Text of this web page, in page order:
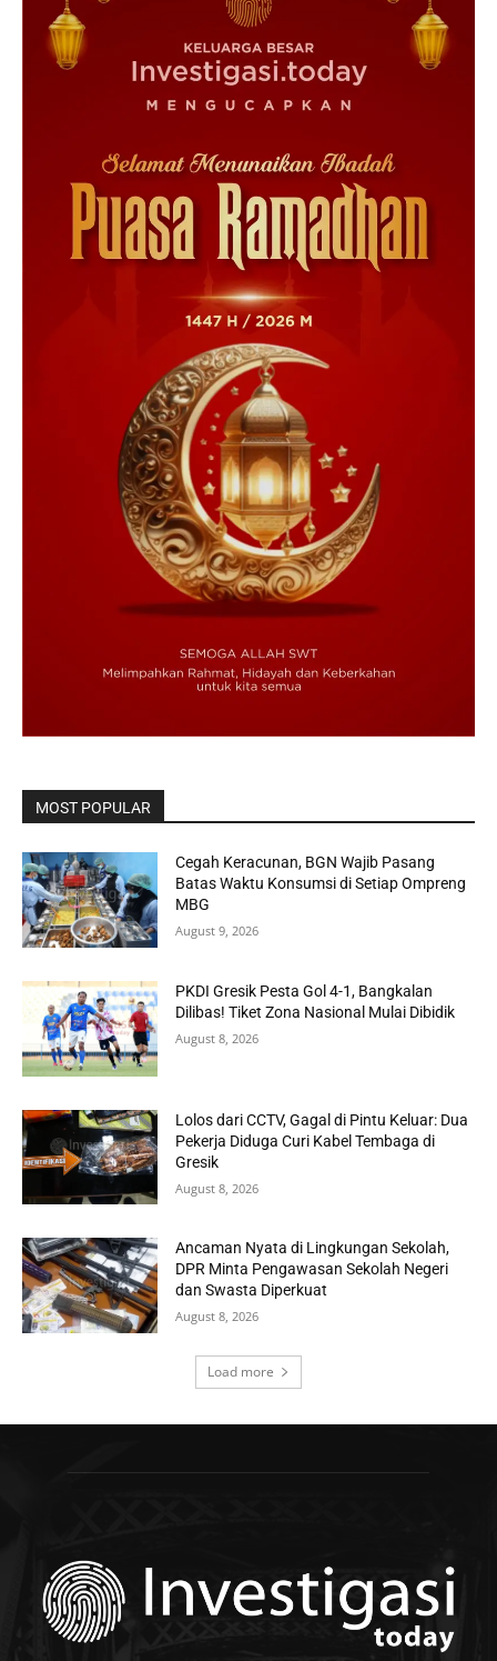
MOST POPULAR
Cegah Keracunan, BGN Wajib Pasang
Batas Waktu Konsumsi di Setiap Ompreng
MBG
August 9, 2026
PKDI Gresik Pesta Gol 4-1, Bangkalan
Dilibas! Tiket Zona Nasional Mulai Dibidik
August 8, 2026
Lolos dari CCTV, Gagal di Pintu Keluar: Dua
Pekerja Diduga Curi Kabel Tembaga di
Gresik
August 8, 2026
Ancaman Nyata di Lingkungan Sekolah,
DPR Minta Pengawasan Sekolah Negeri
dan Swasta Diperkuat
August 8, 2026
Load more